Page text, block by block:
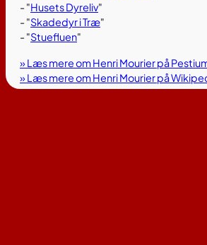
- "Husets Dyreliv"
- "Skadedyr i Træ"
- "Stuefluen"
» Læs mere om Henri Mourier på
» Læs mere om Henri Mourier på